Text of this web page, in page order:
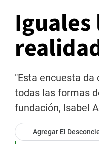
Iguales
"Esta encuesta
todas las formas
fundación, Isabel
Agregar El